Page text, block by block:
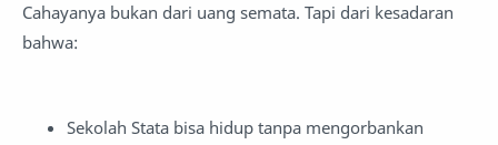
Cahayanya bukan dari uang semata. Tapi dari kesadaran
bahwa:
Sekolah Stata bisa hidup tanpa mengorbankan